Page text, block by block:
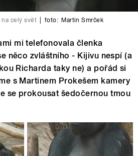
celý svět foto: Martin Smrček
mi telefonovala členka
něco zvláštního - Kijivu nespí (a
Richarda taky ne) a pořád si
s Martinem Prokešem kamery
se prokousat šedočernou tmou